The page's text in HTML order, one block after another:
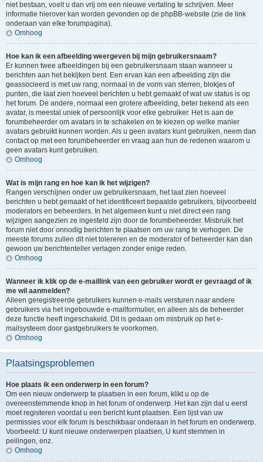
niet bestaan, voelt u dan vrij om een nieuwe vertaling te schrijven. Meer
informatie hierover kan worden gevonden op de phpBB-website (zie de link
onderaan van elke forumpagina).
Omhoog
Hoe kan ik een afbeelding weergeven bij mijn gebruikersnaam?
Er kunnen twee afbeeldingen bij een gebruikersnaam staan wanneer u
berichten aan het bekijken bent. Een ervan kan een afbeelding zijn die
geassocieerd is met uw rang, normaal in de vorm van sterren, blokjes of
punten, die laat zien hoeveel berichten u hebt gemaakt of wat uw status is op
het forum. De andere, normaal een grotere afbeelding, beter bekend als een
avatar, is meestal uniek of persoonlijk voor elke gebruiker. Het is aan de
forumbeheerder om avatars in te schakelen en te kiezen op welke manier
avatars gebruikt kunnen worden. Als u geen avatars kunt gebruiken, neem dan
contact op met een forumbeheerder en vraag aan hun de redenen waarom u
geen avatars kunt gebruiken.
Omhoog
Wat is mijn rang en hoe kan ik het wijzigen?
Rangen verschijnen onder uw gebruikersnaam, het laat zien hoeveel
berichten u hebt gemaakt of het identificeert bepaalde gebruikers, bijvoorbeeld
moderators en beheerders. In het algemeen kunt u niet direct een rang
wijzigen aangezien ze ingesteld zijn door de forumbeheerder. Misbruik het
forum niet door onnodig berichten te plaatsen om uw rang te verhogen. De
meeste forums zullen dit niet tolereren en de moderator of beheerder kan dan
gewoon uw berichtenteller verlagen zonder enige reden.
Omhoog
Wanneer ik klik op de e-maillink van een gebruiker wordt er gevraagd of ik
me wil aanmelden?
Alleen geregistreerde gebruikers kunnen e-mails versturen naar andere
gebruikers via het ingebouwde e-mailformulier, en alleen als de beheerder
deze functie heeft ingeschakeld. Dit is gedaan om misbruik op het e-
mailsysteem door gastgebruikers te voorkomen.
Omhoog
Plaatsingsproblemen
Hoe plaats ik een onderwerp in een forum?
Om een nieuw onderwerp te plaatsen in een forum, klikt u op de
overeenstemmende knop in het forum of onderwerp. Het kan zijn dat u eerst
moet registeren voordat u een bericht kunt plaatsen. Een lijst van uw
permissies voor elk forum is beschikbaar onderaan in het forum en onderwerp.
Voorbeeld: U kunt nieuwe onderwerpen plaatsen, U kunt stemmen in
peilingen, enz.
Omhoog